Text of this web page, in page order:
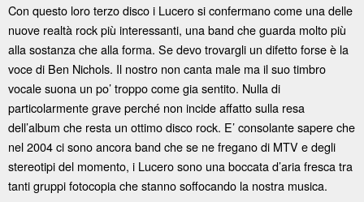
Con questo loro terzo disco i Lucero si confermano come una delle
nuove realtà rock più interessanti, una band che guarda molto più
alla sostanza che alla forma. Se devo trovargli un difetto forse è la
voce di Ben Nichols. Il nostro non canta male ma il suo timbro
vocale suona un po’ troppo come gia sentito. Nulla di
particolarmente grave perché non incide affatto sulla resa
dell’album che resta un ottimo disco rock. E’ consolante sapere che
nel 2004 ci sono ancora band che se ne fregano di MTV e degli
stereotipi del momento, i Lucero sono una boccata d’aria fresca tra
tanti gruppi fotocopia che stanno soffocando la nostra musica.